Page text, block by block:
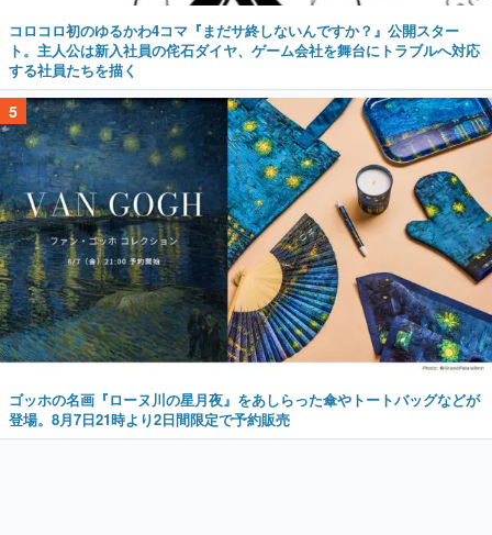
コロコロ初のゆるかわ4コマ『まだサ終しないんですか？』公開スター
ト。主人公は新入社員の侘石ダイヤ、ゲーム会社を舞台にトラブルへ対応
する社員たちを描く
5
ゴッホの名画『ローヌ川の星月夜』をあしらった傘やトートバッグなどが
登場。8月7日21時より2日間限定で予約販売